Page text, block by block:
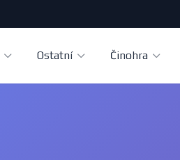
Ostatní Činohra